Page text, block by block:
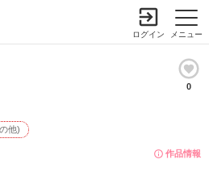
メニュー
ログイン
0
作品情報
他)